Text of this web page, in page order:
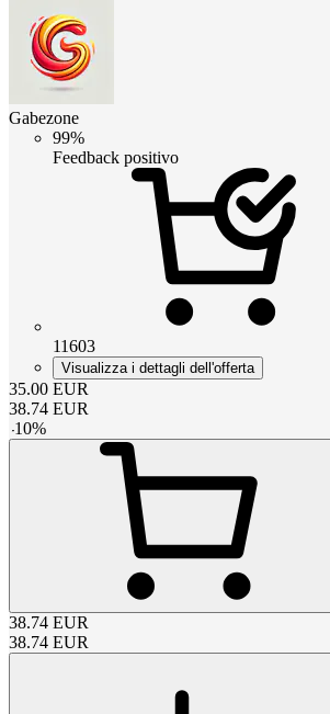
Gabezone
99%
Feedback positivo
11603
Visualizza i dettagli dell'offerta
35.00 EUR
38.74 EUR
-10%
38.74 EUR
38.74 EUR